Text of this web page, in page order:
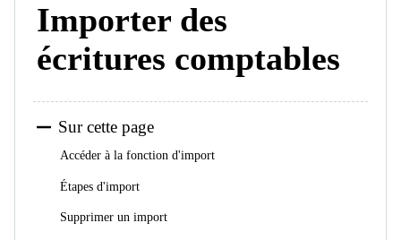
Importer des
écritures comptables
Sur cette page
Accéder à la fonction d'import
Étapes d'import
Supprimer un import